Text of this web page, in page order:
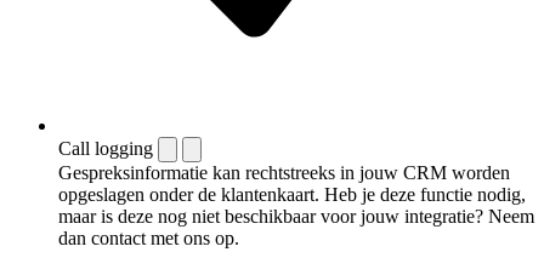
Call logging
Gespreksinformatie kan rechtstreeks in jouw CRM worden
opgeslagen onder de klantenkaart. Heb je deze functie nodig,
maar is deze nog niet beschikbaar voor jouw integratie? Neem
dan contact met ons op.